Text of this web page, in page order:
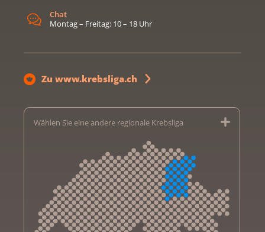
Chat
Montag – Freitag: 10 – 18 Uhr
Zu www.krebsliga.ch
Wählen Sie eine andere regionale Krebsliga